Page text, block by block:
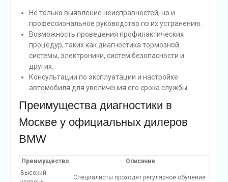
Не только выявление неисправностей, но и
профессиональное руководство по их устранению.
Возможность проведения профилактических
процедур, таких как диагностика тормозной
системы, электроники, систем безопасности и
других.
Консультации по эксплуатации и настройке
автомобиля для увеличения его срока службы.
Преимущества диагностики в
Москве у официальных дилеров
BMW
Преимущество
Описание
Высокий
Специалисты проходят регулярное обучение